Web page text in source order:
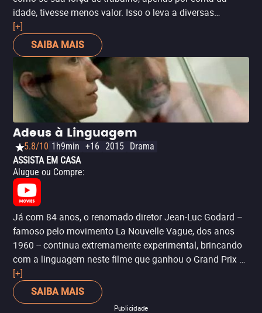
idade, tivesse menos valor. Isso o leva a diversas
escolhas desesperadas, trazendo um retrato de parte da
sociedade francesa - e, claro, também de parte da
sociedade brasileira.
[+]
SAIBA MAIS
Adeus à Linguagem
5.8/10 1h9min +16 2015 Drama
ASSISTA EM CASA
Alugue ou Compre:
Já com 84 anos, o renomado diretor Jean-Luc Godard –
famoso pelo movimento La Nouvelle Vague, dos anos
1960 -- continua extremamente experimental, brincando
com a linguagem neste filme que ganhou o Grand Prix de
Cannes em 2014, dividido com o longa ‘Mommy’.
Indicado para aqueles que procuram algo enigmático,
experimental e diferente daquilo que estão acostumados.
[+]
SAIBA MAIS
Publicidade